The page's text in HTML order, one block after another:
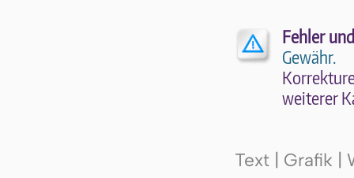
Fehler
Gewähr.
wei­te­rer
Text | Grafik |